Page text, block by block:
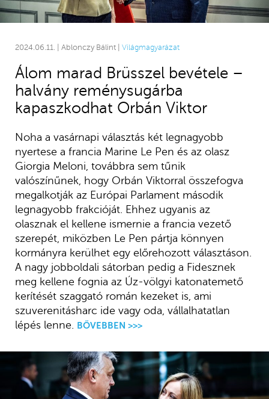
2024.06.11. | Ablonczy Bálint | Világmagyarázat
Álom marad Brüsszel bevétele –
halvány reménysugárba
kapaszkodhat Orbán Viktor
Noha a vasárnapi választás két legnagyobb
nyertese a francia Marine Le Pen és az olasz
Giorgia Meloni, továbbra sem tűnik
valószínűnek, hogy Orbán Viktorral összefogva
megalkotják az Európai Parlament második
legnagyobb frakcióját. Ehhez ugyanis az
olasznak el kellene ismernie a francia vezető
szerepét, miközben Le Pen pártja könnyen
kormányra kerülhet egy előrehozott választáson.
A nagy jobboldali sátorban pedig a Fidesznek
meg kellene fognia az Úz-völgyi katonatemető
kerítését szaggató román kezeket is, ami
szuverenitásharc ide vagy oda, vállalhatatlan
lépés lenne. BŐVEBBEN >>>